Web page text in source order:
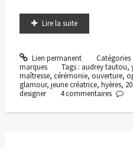
Lire la suite
Lien permanent Catégories :
marques
Tags : audrey tautou,
maîtresse, cérémonie, ouverture,
glamour, jeune créatrice, hyères,
designer
4commentaires